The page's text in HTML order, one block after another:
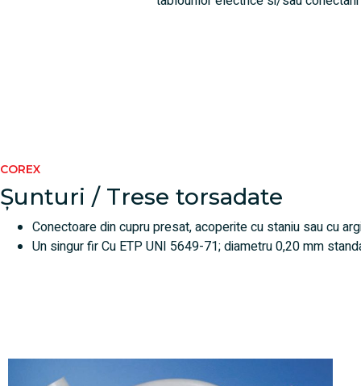
COREX
Șunturi / Trese torsadate
Conectoare din cupru presat, acoperite cu staniu sau cu
Un singur fir Cu ETP UNI 5649-71; diametru 0,20 mm